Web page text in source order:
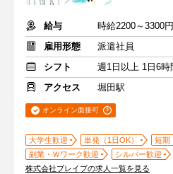
給与
時給2200～3300
雇用形態
派遣社員
シフト
週1日以上 1日6時
アクセス
堀田駅
オンライン面接可
大学生歓迎 単発（1日OK）
短期
副業・Ｗワーク歓迎
シルバー歓迎
株式会社ブレイブの求人一覧を見る